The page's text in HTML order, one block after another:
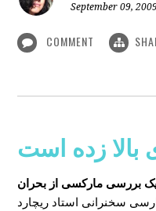
September 09,
COMMENT
بالا زده است
بررسی مارکسی از بحران
سخنرانی استاد ریچارد